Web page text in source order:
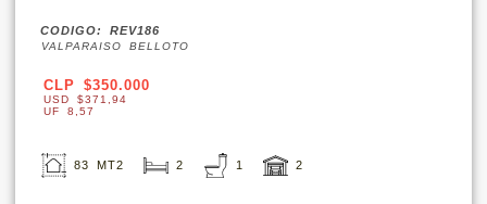
CODIGO: REV186
VALPARAISO BELLOTO
CLP $350.000
USD $371,94
UF 8,57
83 MT2 2 1 2